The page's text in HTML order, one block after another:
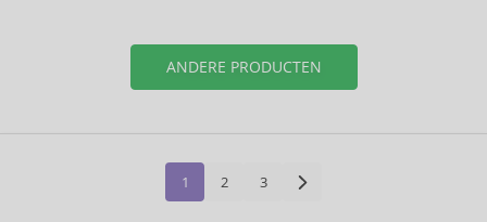
ANDERE PRODUCTEN
1 2 3